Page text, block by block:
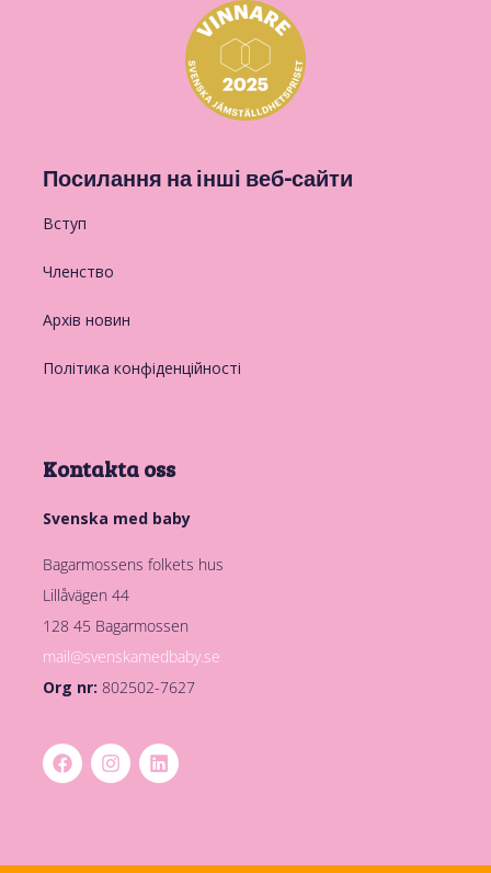
Посилання на інші веб-сайти
Вступ
Членство
Архів новин
Політика конфіденційності
Kontakta oss
Svenska med baby
Bagarmossens folkets hus
Lillåvägen 44
128 45 Bagarmossen
mail@svenskamedbaby.se
Org nr: 802502-7627